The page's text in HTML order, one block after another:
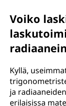
Voiko
Kyllä,
ja
erilaisissa